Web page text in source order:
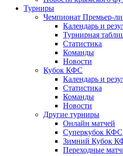
Турниры
Чемпионат Премьер-
Календарь и
Турнирная
Статистика
Команды
Новости
Кубок КФС
Календарь и
Статистика
Команды
Новости
Другие турниры
Онлайн матчей
Суперкубок КФС
Зимний Кубок
Переходные